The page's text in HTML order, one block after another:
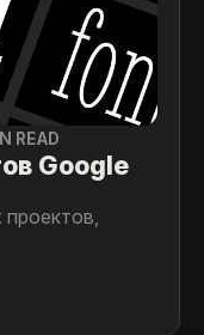
READ
Google